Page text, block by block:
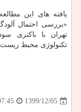
یافته های این
«بررسی احتمال
تهران با باکتری
تکنولوژی محیط
1399/12/05